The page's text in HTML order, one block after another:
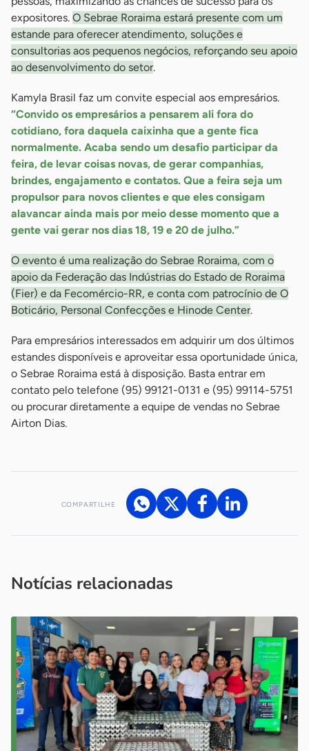
expositores. O Sebrae Roraima estará presente com um
estande para oferecer atendimento, soluções e
consultorias aos pequenos negócios, reforçando seu apoio
ao desenvolvimento do setor.
Kamyla Brasil faz um convite especial aos empresários.
“Convido os empresários a pensarem ali fora do
cotidiano, fora daquela caixinha que a gente fica
normalmente. Acaba sendo um desafio participar da
feira, de levar coisas novas, de gerar companhias,
brindes, engajamento e contatos. Que a feira seja um
propulsor para novos clientes e que eles consigam
alavancar ainda mais por meio desse momento que a
gente vai gerar nos dias 18, 19 e 20 de julho.”
O evento é uma realização do Sebrae Roraima, com o
apoio da Federação das Indústrias do Estado de Roraima
(Fier) e da Fecomércio-RR, e conta com patrocínio de O
Boticário, Personal Confecções e Hinode Center.
Para empresários interessados em adquirir um dos últimos
estandes disponíveis e aproveitar essa oportunidade única,
o Sebrae Roraima está à disposição. Basta entrar em
contato pelo telefone (95) 99121-0131 e (95) 99114-5751
ou procurar diretamente a equipe de vendas no Sebrae
Airton Dias.
COMPARTILHE
Notícias relacionadas